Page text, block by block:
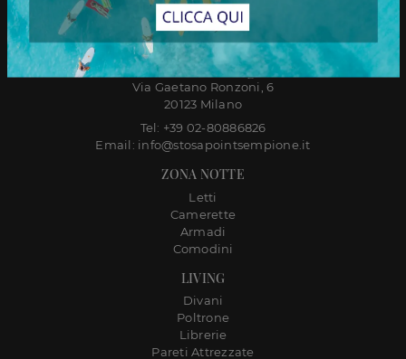
LIVING
Divani
Poltrone
Librerie
Pareti Attrezzate
ZONA NOTTE
Letti
Camerette
Armadi
Comodini
Showroom Sempione
Corso Sempione, 51
20145 Milano
Showroom Navigli
Via Gaetano Ronzoni, 6
20123 Milano
Tel: +39 02-80886826
Email: info@stosapointsempione.it